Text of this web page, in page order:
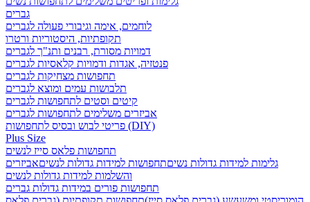
גברים
לוחמים, אימה וגיבורי פעולה לגברים
תקופתיות, היסטוריות ורטרו
דמויות מסורת, רבנים ותנ"ך לגברים
פנטזיה, אגדות ודמויות קלאסיות לגברים
תחפושות מצחיקות לגברים
תלבושות עמים ומוצא לגברים
קיטים וסטים לתחפושות לגברים
אביזרים משלימים לתחפושות לגברים
פריטי לבוש ובסיס לתחפושות (DIY)
Plus Size
תחפושות פלאס סייז לנשים
גלימות למידות גדולות נשיםתחפושות למידות גדולות לנשיםאביזרים
והשלמות למידות גדולות לנשים
תחפושות פורים במידות גדולות גברים